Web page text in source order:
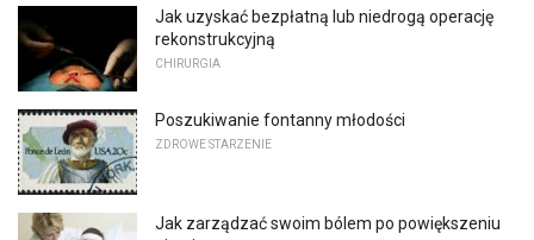
Jak uzyskać bezpłatną lub niedrogą operację
rekonstrukcyjną
CHIRURGIA
Poszukiwanie fontanny młodości
ZDROWE STARZENIE
Jak zarządzać swoim bólem po powiększeniu